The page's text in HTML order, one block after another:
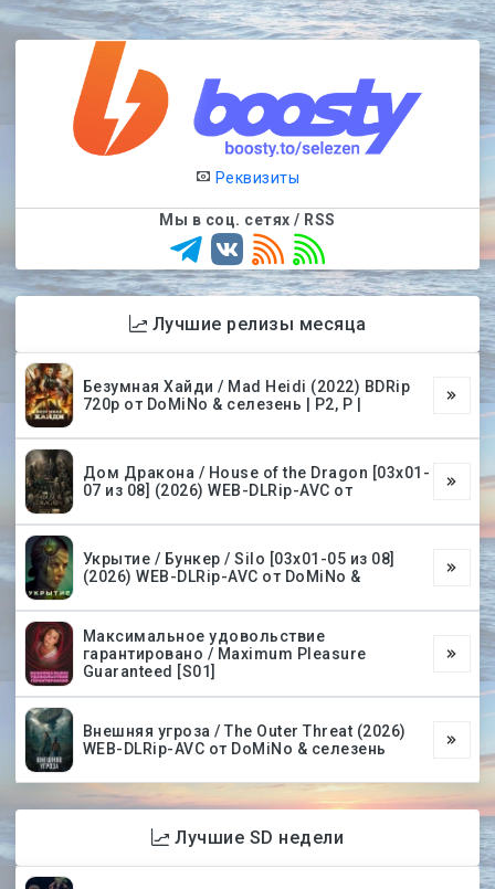
Реквизиты
Мы в соц. сетях / RSS
Лучшие релизы месяца
Безумная Хайди / Mad Heidi (2022) BDRip
720p от DoMiNo & селезень | P2, P |
Дом Дракона / House of the Dragon [03х01-
07 из 08] (2026) WEB-DLRip-AVC от
Укрытие / Бункер / Silo [03х01-05 из 08]
(2026) WEB-DLRip-AVC от DoMiNo &
Максимальное удовольствие
гарантировано / Maximum Pleasure
Guaranteed [S01]
Внешняя угроза / The Outer Threat (2026)
WEB-DLRip-AVC от DoMiNo & селезень
Лучшие SD недели